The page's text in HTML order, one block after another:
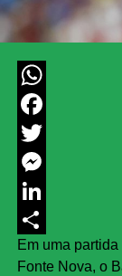
WhatsApp
Facebook
Twitter
Messenger
LinkedIn
Share
Em uma
Fonte Nova, o